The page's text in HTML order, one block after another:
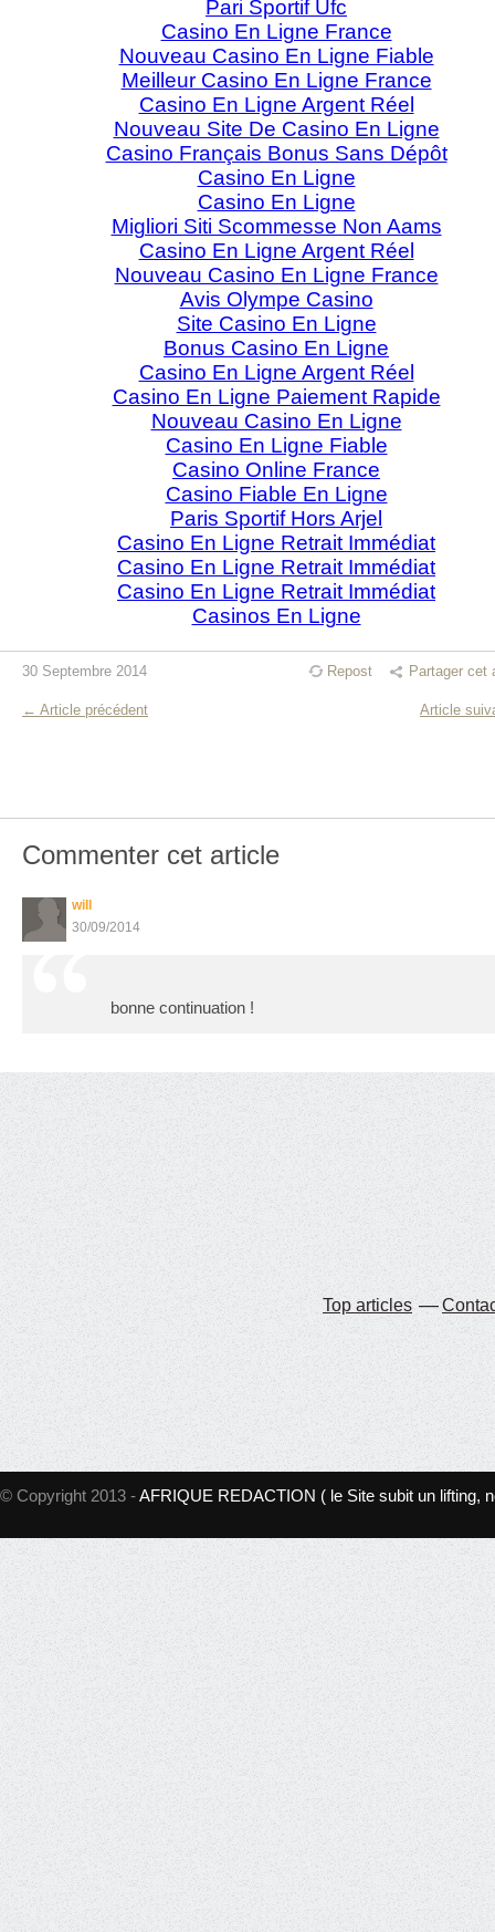
Pari Sportif Ufc
Casino En Ligne France
Nouveau Casino En Ligne Fiable
Meilleur Casino En Ligne France
Casino En Ligne Argent Réel
Nouveau Site De Casino En Ligne
Casino Français Bonus Sans Dépôt
Casino En Ligne
Casino En Ligne
Migliori Siti Scommesse Non Aams
Casino En Ligne Argent Réel
Nouveau Casino En Ligne France
Avis Olympe Casino
Site Casino En Ligne
Bonus Casino En Ligne
Casino En Ligne Argent Réel
Casino En Ligne Paiement Rapide
Nouveau Casino En Ligne
Casino En Ligne Fiable
Casino Online France
Casino Fiable En Ligne
Paris Sportif Hors Arjel
Casino En Ligne Retrait Immédiat
Casino En Ligne Retrait Immédiat
Casino En Ligne Retrait Immédiat
Casinos En Ligne
30 Septembre 2014 Repost Partager cet
← Article précédent Article
Commenter cet article
will
30/09/2014
bonne continuation !
© Copyright 2013 -AFRIQUE REDACTION ( le Site subit un lifting,
Top articles